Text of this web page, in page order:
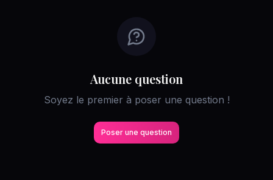
Aucune question
Soyez le premier à poser une question !
Poser une question